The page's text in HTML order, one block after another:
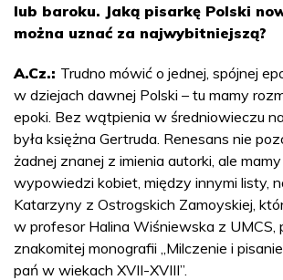
lub baroku. Jaką pisarkę Polski
można uznać za najwybitniejszą?
A.Cz.: Trudno mówić o jednej, spójnej
w dziejach dawnej Polski – tu mamy
epoki. Bez wątpienia w średniowieczu
była księżna Gertruda. Renesans nie
żadnej znanej z imienia autorki, ale
wypowiedzi kobiet, między innymi listy,
Katarzyny z Ostrogskich Zamoyskiej,
w profesor Halina Wiśniewska z UMCS,
znakomitej monografii „Milczenie i
pań w wiekach XVII-XVIII”.